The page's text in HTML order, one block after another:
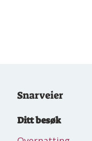
Snarveier
Ditt besøk